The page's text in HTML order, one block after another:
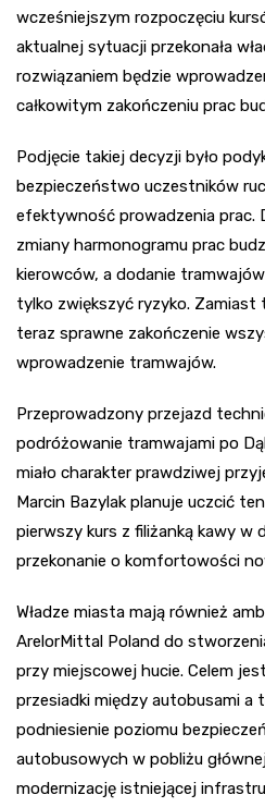
wcześniejszym rozpoczęciu
aktualnej sytuacji przekonała
rozwiązaniem będzie
całkowitym zakończeniu prac
Podjęcie takiej decyzji było
bezpieczeństwo uczestników
efektywność prowadzenia prac.
zmiany harmonogramu prac
kierowców, a dodanie
tylko zwiększyć ryzyko.
teraz sprawne zakończenie
wprowadzenie tramwajów.
Przeprowadzony przejazd
podróżowanie tramwajami po
miało charakter prawdziwej
Marcin Bazylak planuje uczcić
pierwszy kurs z filiżanką kawy w
przekonanie o komfortowości
Władze miasta mają również
ArelorMittal Poland do
przy miejscowej hucie. Celem
przesiadki między autobusami a
podniesienie poziomu
autobusowych w pobliżu
modernizację istniejącej